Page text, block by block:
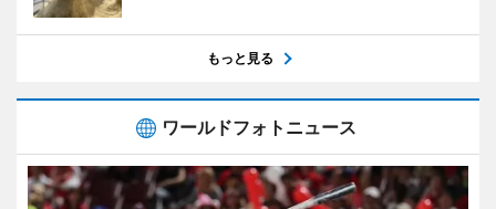
もっと見る
ワールドフォトニュース